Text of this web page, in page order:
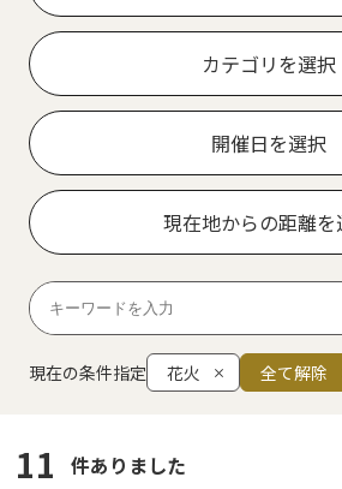
カテゴリを選択
開催日を選択
現在地からの距離を
現在の条件指定 花火 全て解除
11 件ありました